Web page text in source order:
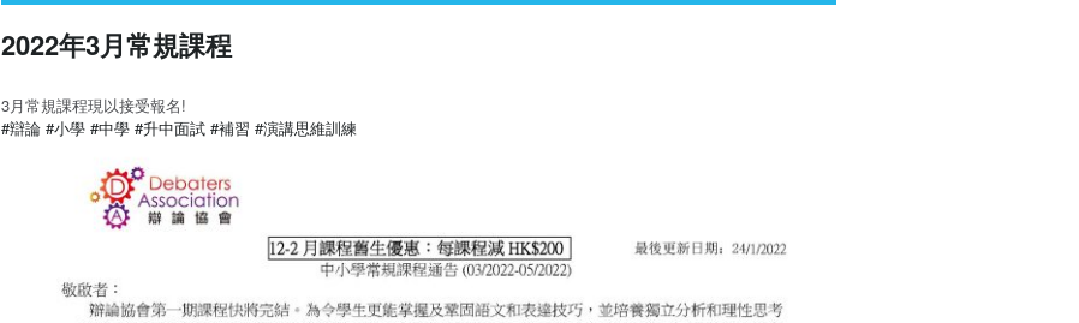
2022年3月常規課程
3月常規課程現以接受報名!
#辯論 #小學 #中學 #升中面試 #補習 #演講思維訓練